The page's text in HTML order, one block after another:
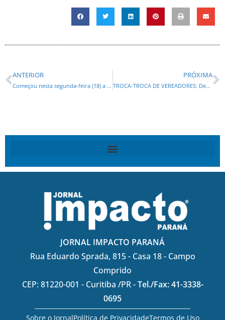
ANTERIOR
Começou nesta segunda-feira (18) a XXVII Marcha a Brasília em Defesa dos Municípios
PRÓXIMA
TROCA-TROCA DE VEREADORES: Decisão da Justiça Eleitoral altera a composição da Câmara de Curitiba
JORNAL IMPACTO PARANÁ
Rua Eduardo Sprada, 815 - Casa 18 - Campo
Comprido
CEP: 81220-001 - Curitiba /PR -Tel./Fax: 41-3338-
0695
Sobre o JornalPolítica de PrivacidadeTermos de Uso